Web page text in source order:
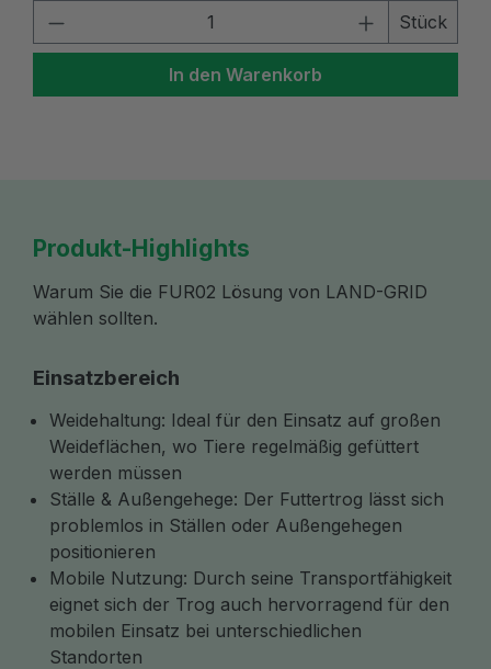
Produkt Anzahl: Gib den Stück
In den Warenkorb
Produkt-Highlights
Warum Sie die FUR02 Lösung von LAND-GRID
wählen sollten.
Einsatzbereich
Weidehaltung: Ideal für den Einsatz auf großen
Weideflächen, wo Tiere regelmäßig gefüttert
werden müssen
Ställe & Außengehege: Der Futtertrog lässt sich
problemlos in Ställen oder Außengehegen
positionieren
Mobile Nutzung: Durch seine Transportfähigkeit
eignet sich der Trog auch hervorragend für den
mobilen Einsatz bei unterschiedlichen
Standorten